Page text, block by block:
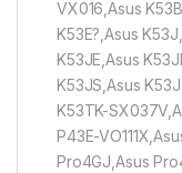
VX016,Asus
K53E?,Asus
K53JE,Asus
K53JS,Asus
K53TK-
P43E-
Pro4GJ,Asus